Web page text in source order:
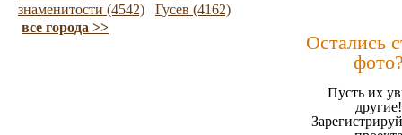
знаменитости (4542)
Гусев (4162)
все города >>
Остались
Пусть их
другие!